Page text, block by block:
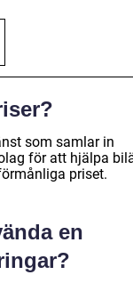
som samlar in
för att hjälpa
priset.
en